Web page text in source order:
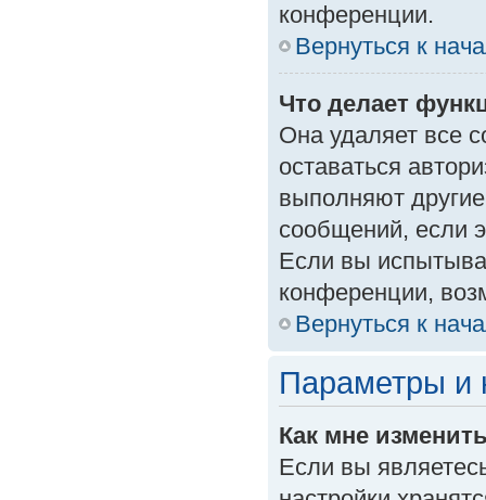
конференции.
Вернуться к
Что делает
Она удаляет все
оставаться
выполняют
сообщений, если
Если вы
конференции,
Вернуться к
Параметры и
Как мне
Если вы